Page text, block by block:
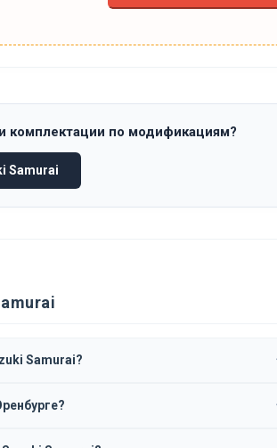
комплектации по модификациям?
Samurai
Samurai?